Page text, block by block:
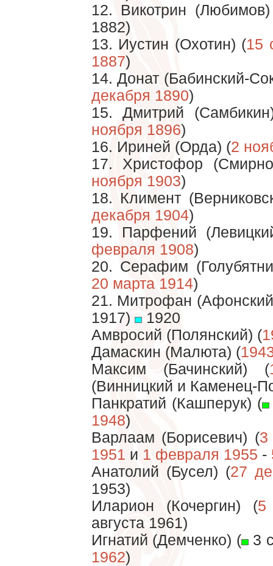
12. Викотрин
1882)
13. Иустин (Охотин) (15
1887)
14. Донат (Бабинский-
декабря 1890)
15. Дмитрий
ноября 1896)
16. Ириней (Орда) (2
17. Христофор
ноября 1903)
18. Климент
декабря 1904)
19. Парфений
февраля 1908)
20. Серафим
20 марта 1914)
21. Митрофан
1917)
1920
Амвросий (Полянский) (
Дамаскин (Малюта) (
Максим (Бачинский) (
(Винницкий и Каменец-
Панкратий (Кашперук) (
1948)
Варлаам (Борисевич) (3
1951 и 1 февраля 1955 -
Анатолий (Бусел) (27
1953)
Иларион (Кочергин) (5
августа 1961)
Игнатий (Демченко) ( 3
1962)